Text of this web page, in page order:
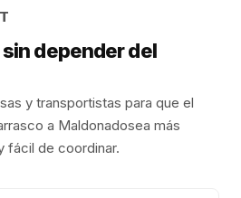
depender del
y transportistas para que el
a Maldonadosea más
fácil de coordinar.